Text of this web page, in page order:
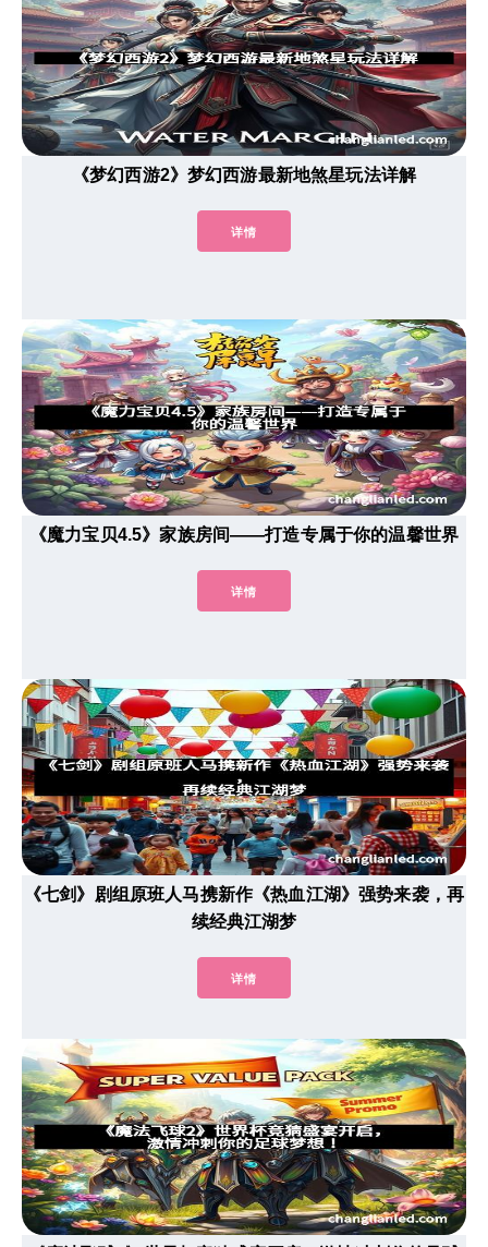
《梦幻西游2》梦幻西游最新地煞星玩法详解
详情
《魔力宝贝4.5》家族房间——打造专属于你的温馨世界
详情
《七剑》剧组原班人马携新作《热血江湖》强势来袭，再
续经典江湖梦
详情